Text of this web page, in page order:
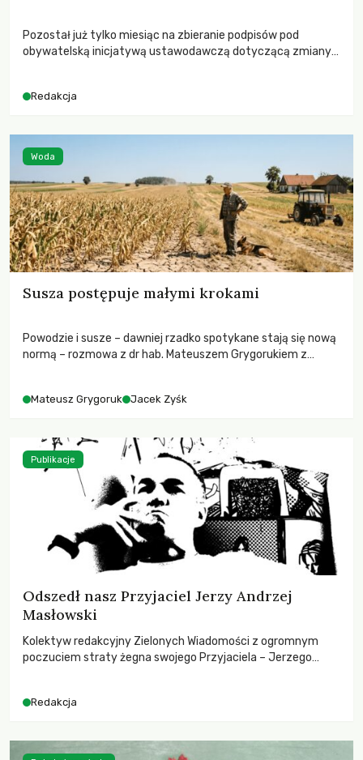
Pozostał już tylko miesiąc na zbieranie podpisów pod
obywatelską inicjatywą ustawodawczą dotyczącą zmiany
niezwykle korzystne rozwiązania dla przyrody i zwierząt,
funkcjonowania łowiectwa w Polsce.
Redakcja
Susza postępuje małymi krokami
Powodzie i susze – dawniej rzadko spotykane stają się nową
normą – rozmowa z dr hab. Mateuszem Grygorukiem z
Mateusz Grygoruk Jacek Zyśk
Woda
Odszedł nasz Przyjaciel Jerzy Andrzej
Masłowski
Kolektyw redakcyjny Zielonych Wiadomości z ogromnym
poczuciem straty żegna swojego Przyjaciela – Jerzego
Redakcja
Publikacje